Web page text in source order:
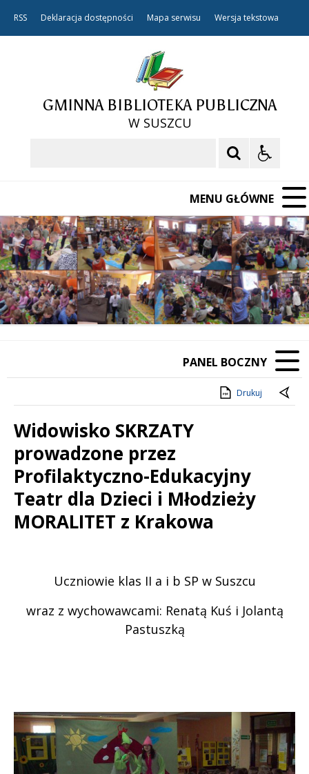
RSS Deklaracja dostępności Mapa serwisu Wersja tekstowa
GMINNA BIBLIOTEKA PUBLICZNA
W SUSZCU
MENU GŁÓWNE
PANEL BOCZNY
Drukuj
Widowisko SKRZATY
prowadzone przez
Profilaktyczno-Edukacyjny
Teatr dla Dzieci i Młodzieży
MORALITET z Krakowa
Uczniowie klas II a i b SP w Suszcu
wraz z wychowawcami: Renatą Kuś i Jolantą
Pastuszką